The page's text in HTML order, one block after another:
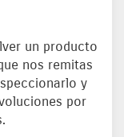
un producto
nos remitas
y
por